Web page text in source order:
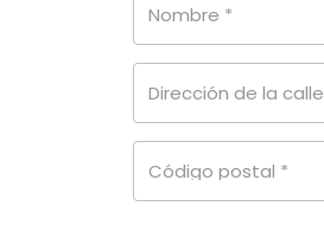
Nombre *
Dirección de la calle
Código postal *